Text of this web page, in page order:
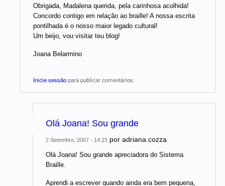
Obrigada, Madalena querida, pela carinhosa acolhida!
Concordo contigo em relação ao braille! A nossa escrita
pontilhada é o nosso maior legado cultural!
Um beijo, vou visitar teu blog!
Joana Belarmino
Inicie sessãopara publicar comentários
Olá Joana! Sou grande
2 Setembro, 2007 - 14:15 por adriana.cozza
Olá Joana! Sou grande apreciadora do Sistema
Braille.
Aprendi a escrever quando ainda era bem pequena,